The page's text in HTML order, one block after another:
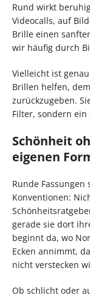
Rund wirkt
Videocalls, auf
Brille einen
wir häufig durch
Vielleicht ist
Brillen helfen,
zurückzugeben.
Filter, sondern ein
Schönheit
eigenen
Runde
Konventionen:
gerade sie dort
beginnt da, wo
Ecken annimmt,
nicht verstecken
Ob schlicht oder